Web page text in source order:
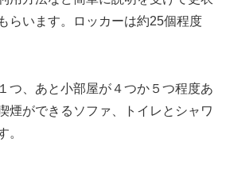
らいます。ロッカーは約25個程度
つ、あと小部屋が４つか５つ程度あ
煙ができるソファ、トイレとシャワ
。